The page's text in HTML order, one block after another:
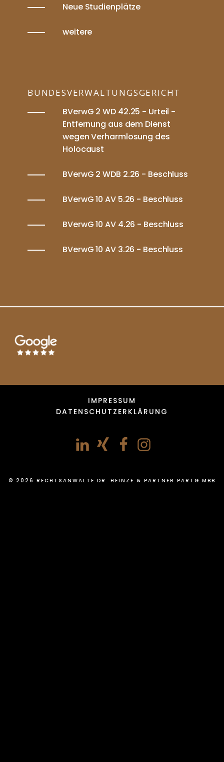
Neue Studienplätze
weitere
BUNDESVERWALTUNGSGERICHT
BVerwG 2 WD 42.25 - Urteil -
Entfernung aus dem Dienst
wegen Verharmlosung des
Holocaust
BVerwG 2 WDB 2.26 - Beschluss
BVerwG 10 AV 5.26 - Beschluss
BVerwG 10 AV 4.26 - Beschluss
BVerwG 10 AV 3.26 - Beschluss
© 2026 RECHTSANWÄLTE DR. HEINZE & PARTNER PARTG MBB
IMPRESSUM
DATENSCHUTZERKLÄRUNG